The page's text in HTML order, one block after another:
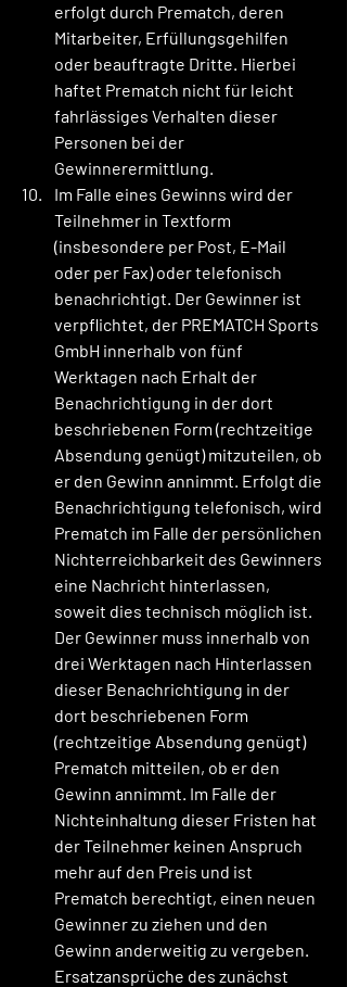
erfolgt durch Prematch, deren
Mitarbeiter, Erfüllungsgehilfen
oder beauftragte Dritte. Hierbei
haftet Prematch nicht für leicht
fahrlässiges Verhalten dieser
Personen bei der
Gewinnerermittlung.
Im Falle eines Gewinns wird der
Teilnehmer in Textform
(insbesondere per Post, E-Mail
oder per Fax) oder telefonisch
benachrichtigt. Der Gewinner ist
verpflichtet, der PREMATCH Sports
GmbH innerhalb von fünf
Werktagen nach Erhalt der
Benachrichtigung in der dort
beschriebenen Form (rechtzeitige
Absendung genügt) mitzuteilen, ob
er den Gewinn annimmt. Erfolgt die
Benachrichtigung telefonisch, wird
Prematch im Falle der persönlichen
Nichterreichbarkeit des Gewinners
eine Nachricht hinterlassen,
soweit dies technisch möglich ist.
Der Gewinner muss innerhalb von
drei Werktagen nach Hinterlassen
dieser Benachrichtigung in der
dort beschriebenen Form
(rechtzeitige Absendung genügt)
Prematch mitteilen, ob er den
Gewinn annimmt. Im Falle der
Nichteinhaltung dieser Fristen hat
der Teilnehmer keinen Anspruch
mehr auf den Preis und ist
Prematch berechtigt, einen neuen
Gewinner zu ziehen und den
Gewinn anderweitig zu vergeben.
Ersatzansprüche des zunächst